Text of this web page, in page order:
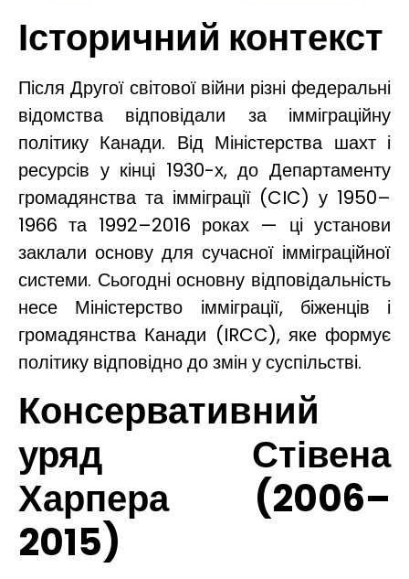
Історичний контекст
Після Другої світової війни різні федеральні
відомства відповідали за імміграційну
політику Канади. Від Міністерства шахт і
ресурсів у кінці 1930-х, до Департаменту
громадянства та імміграції (CIC) у 1950–
1966 та 1992–2016 роках — ці установи
заклали основу для сучасної імміграційної
системи. Сьогодні основну відповідальність
несе Міністерство імміграції, біженців і
громадянства Канади (IRCC), яке формує
політику відповідно до змін у суспільстві.
Консервативний
уряд Стівена
Харпера (2006–
2015)